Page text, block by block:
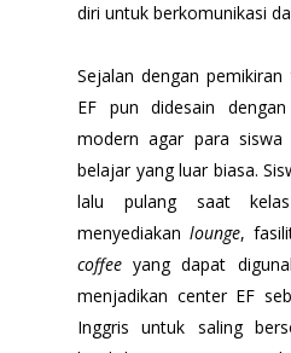
diri untuk berkomunikasi
Sejalan dengan
EF pun didesain
modern agar para siswa
belajar yang luar biasa.
lalu pulang saat
menyediakan lounge,
coffee yang dapat
menjadikan center EF
Inggris untuk saling